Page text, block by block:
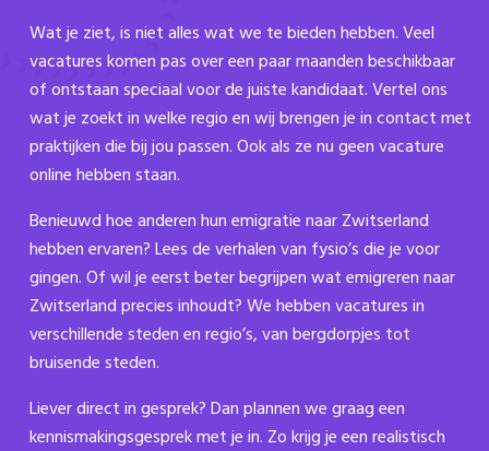
Wat je ziet, is niet alles wat we te bieden hebben. Veel
vacatures komen pas over een paar maanden beschikbaar
of ontstaan speciaal voor de juiste kandidaat. Vertel ons
wat je zoekt in welke regio en wij brengen je in contact met
praktijken die bij jou passen. Ook als ze nu geen vacature
online hebben staan.
Benieuwd hoe anderen hun emigratie naar Zwitserland
hebben ervaren? Lees de verhalen van fysio’s die je voor
gingen. Of wil je eerst beter begrijpen wat emigreren naar
Zwitserland precies inhoudt? We hebben vacatures in
verschillende steden en regio’s, van bergdorpjes tot
bruisende steden.
Liever direct in gesprek? Dan plannen we graag een
kennismakingsgesprek met je in. Zo krijg je een realistisch